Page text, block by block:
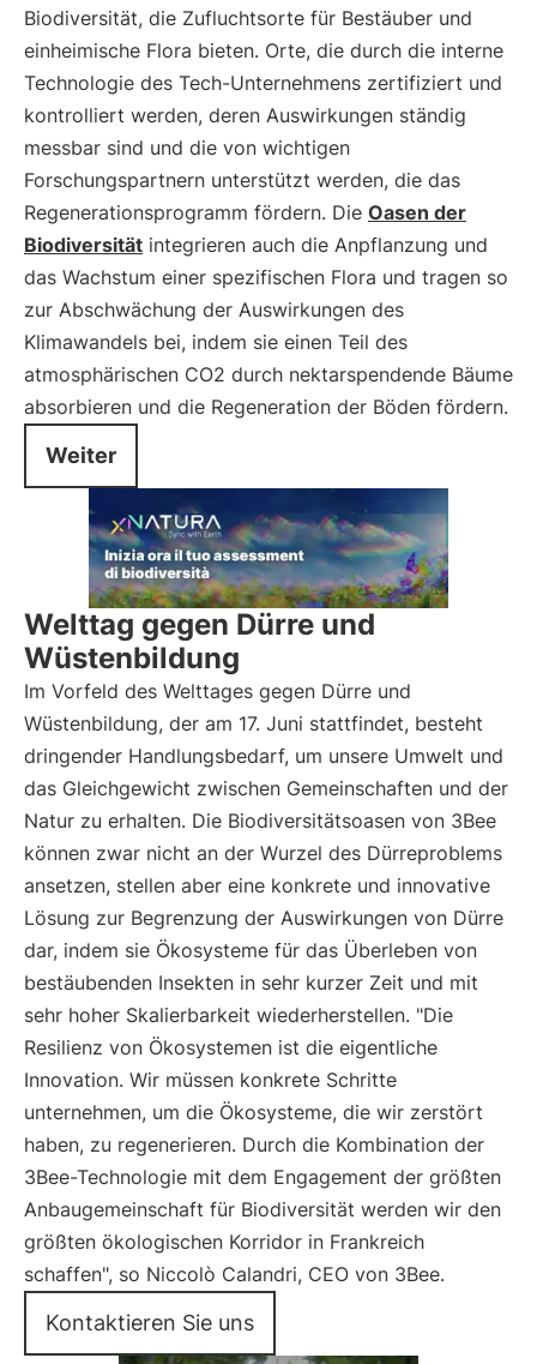
Biodiversität, die Zufluchtsorte für Bestäuber und
einheimische Flora bieten. Orte, die durch die interne
Technologie des Tech-Unternehmens zertifiziert und
kontrolliert werden, deren Auswirkungen ständig
messbar sind und die von wichtigen
Forschungspartnern unterstützt werden, die das
Regenerationsprogramm fördern. Die Oasen der
Biodiversität integrieren auch die Anpflanzung und
das Wachstum einer spezifischen Flora und tragen so
zur Abschwächung der Auswirkungen des
Klimawandels bei, indem sie einen Teil des
atmosphärischen CO2 durch nektarspendende Bäume
absorbieren und die Regeneration der Böden fördern.
Weiter
Welttag gegen Dürre und
Wüstenbildung
Im Vorfeld des Welttages gegen Dürre und
Wüstenbildung, der am 17. Juni stattfindet, besteht
dringender Handlungsbedarf, um unsere Umwelt und
das Gleichgewicht zwischen Gemeinschaften und der
Natur zu erhalten. Die Biodiversitätsoasen von 3Bee
können zwar nicht an der Wurzel des Dürreproblems
ansetzen, stellen aber eine konkrete und innovative
Lösung zur Begrenzung der Auswirkungen von Dürre
dar, indem sie Ökosysteme für das Überleben von
bestäubenden Insekten in sehr kurzer Zeit und mit
sehr hoher Skalierbarkeit wiederherstellen. "Die
Resilienz von Ökosystemen ist die eigentliche
Innovation. Wir müssen konkrete Schritte
unternehmen, um die Ökosysteme, die wir zerstört
haben, zu regenerieren. Durch die Kombination der
3Bee-Technologie mit dem Engagement der größten
Anbaugemeinschaft für Biodiversität werden wir den
größten ökologischen Korridor in Frankreich
schaffen", so Niccolò Calandri, CEO von 3Bee.
Kontaktieren Sie uns